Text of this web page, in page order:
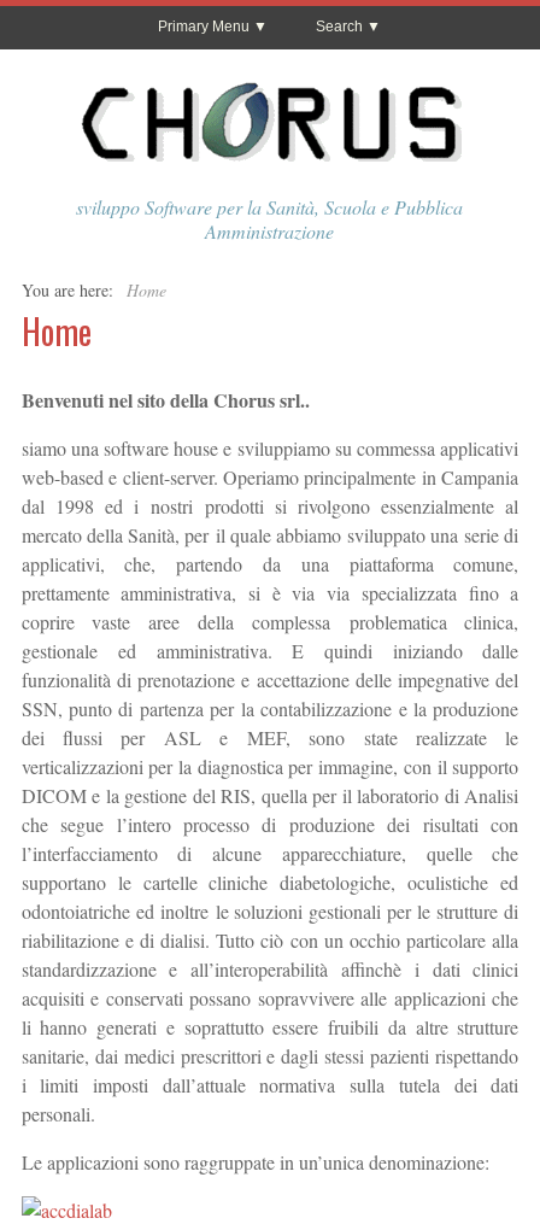
Primary Menu Search
sviluppo Software per la Sanità, Scuola e Pubblica
Amministrazione
You are here: Home
Home
Benvenuti nel sito della Chorus srl..
siamo una software house e sviluppiamo su commessa applicativi
web-based e client-server. Operiamo principalmente in Campania
dal 1998 ed i nostri prodotti si rivolgono essenzialmente al
mercato della Sanità, per il quale abbiamo sviluppato una serie di
applicativi, che, partendo da una piattaforma comune,
prettamente amministrativa, si è via via specializzata fino a
coprire vaste aree della complessa problematica clinica,
gestionale ed amministrativa. E quindi iniziando dalle
funzionalità di prenotazione e accettazione delle impegnative del
SSN, punto di partenza per la contabilizzazione e la produzione
dei flussi per ASL e MEF, sono state realizzate le
verticalizzazioni per la diagnostica per immagine, con il supporto
DICOM e la gestione del RIS, quella per il laboratorio di Analisi
che segue l’intero processo di produzione dei risultati con
l’interfacciamento di alcune apparecchiature, quelle che
supportano le cartelle cliniche diabetologiche, oculistiche ed
odontoiatriche ed inoltre le soluzioni gestionali per le strutture di
riabilitazione e di dialisi. Tutto ciò con un occhio particolare alla
standardizzazione e all’interoperabilità affinchè i dati clinici
acquisiti e conservati possano sopravvivere alle applicazioni che
li hanno generati e soprattutto essere fruibili da altre strutture
sanitarie, dai medici prescrittori e dagli stessi pazienti rispettando
i limiti imposti dall’attuale normativa sulla tutela dei dati
personali.
Le applicazioni sono raggruppate in un’unica denominazione: